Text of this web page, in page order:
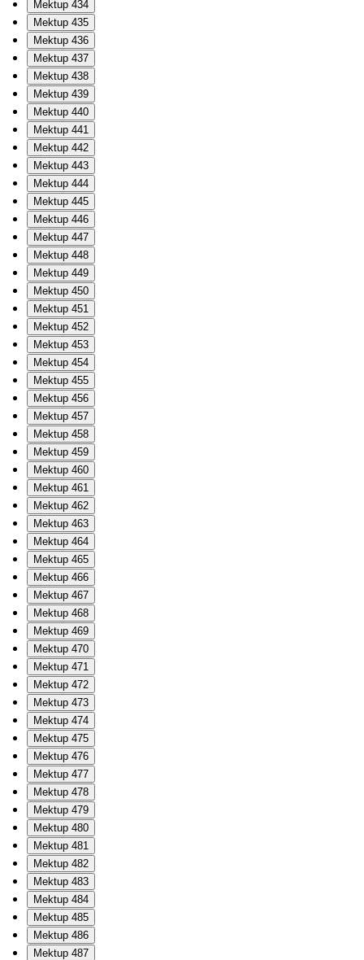
Mektup 434
Mektup 435
Mektup 436
Mektup 437
Mektup 438
Mektup 439
Mektup 440
Mektup 441
Mektup 442
Mektup 443
Mektup 444
Mektup 445
Mektup 446
Mektup 447
Mektup 448
Mektup 449
Mektup 450
Mektup 451
Mektup 452
Mektup 453
Mektup 454
Mektup 455
Mektup 456
Mektup 457
Mektup 458
Mektup 459
Mektup 460
Mektup 461
Mektup 462
Mektup 463
Mektup 464
Mektup 465
Mektup 466
Mektup 467
Mektup 468
Mektup 469
Mektup 470
Mektup 471
Mektup 472
Mektup 473
Mektup 474
Mektup 475
Mektup 476
Mektup 477
Mektup 478
Mektup 479
Mektup 480
Mektup 481
Mektup 482
Mektup 483
Mektup 484
Mektup 485
Mektup 486
Mektup 487